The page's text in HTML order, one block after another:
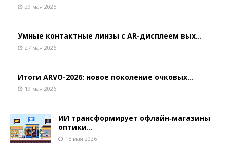
29 мая 2026
Умные контактные линзы с AR-дисплеем вых...
27 мая 2026
Итоги ARVO-2026: новое поколение очковых...
19 мая 2026
ИИ трансформирует офлайн‑магазины
оптики...
15 мая 2026